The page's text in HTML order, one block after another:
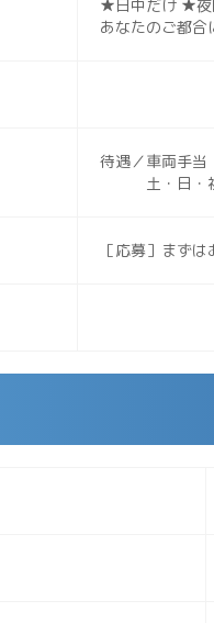
★日中だけ ★夜
あなたのご都合
待遇／車両手
土・日・祝
［応募］まず